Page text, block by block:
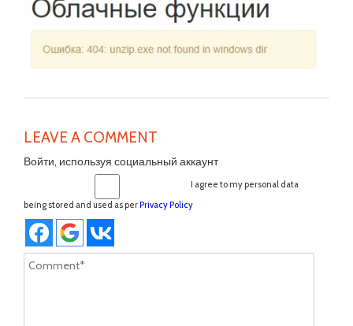
LEAVE A COMMENT
Войти, используя социальный аккаунт
I agree to my personal data
being stored and used as perPrivacy Policy